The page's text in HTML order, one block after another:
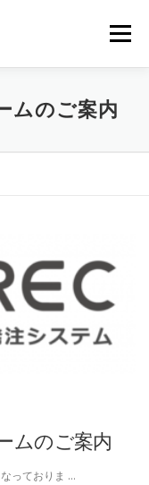
メニュー
CONTACT
ムのご案内
ムのご案内
っておりま …